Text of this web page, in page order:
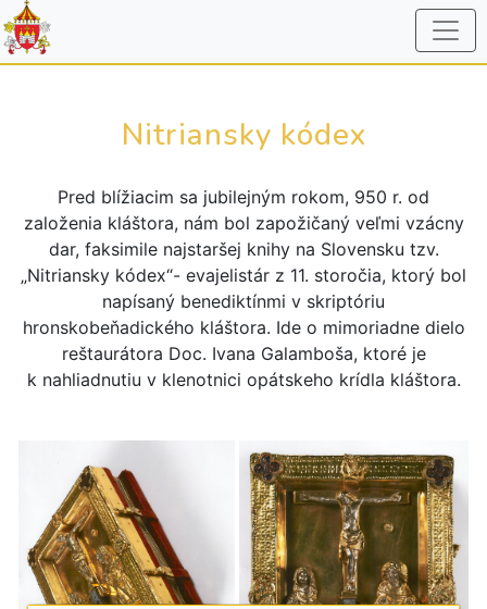
Nitriansky kódex
Pred blížiacim sa jubilejným rokom, 950 r. od
založenia kláštora, nám bol zapožičaný veľmi vzácny
dar, faksimile najstaršej knihy na Slovensku tzv.
„Nitriansky kódex“- evajelistár z 11. storočia, ktorý bol
napísaný benediktínmi v skriptóriu
hronskobeňadického kláštora. Ide o mimoriadne dielo
reštaurátora Doc. Ivana Galamboša, ktoré je
k nahliadnutiu v klenotnici opátskeho krídla kláštora.